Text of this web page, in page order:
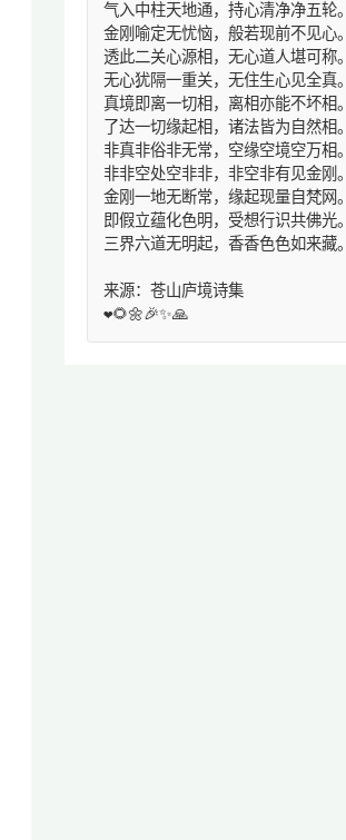
气入中柱天地通，持心清净净五轮。
金刚喻定无忧恼，般若现前不见心。
透此二关心源相，无心道人堪可称。
无心犹隔一重关，无住生心见全真。
真境即离一切相，离相亦能不坏相。
了达一切缘起相，诸法皆为自然相。
非真非俗非无常，空缘空境空万相。
非非空处空非非，非空非有见金刚。
金刚一地无断常，缘起现量自梵网。
即假立蕴化色明，受想行识共佛光。
三界六道无明起，香香色色如来藏。
来源：苍山庐境诗集
❤️🌻🌼🎉✨🙏